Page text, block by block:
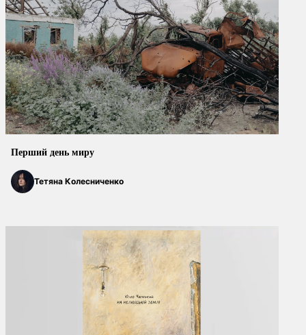
Перший день миру
Тетяна Колесниченко